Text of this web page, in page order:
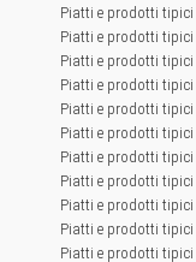
Piatti e prodotti
Piatti e prodotti tipici
Piatti e prodotti
Piatti e prodotti
Piatti e prodotti tipici
Piatti e prodotti tipici
Piatti e prodotti
Piatti e prodotti
Piatti e prodotti tipici
Piatti e prodotti tipici
Piatti e prodotti tipici